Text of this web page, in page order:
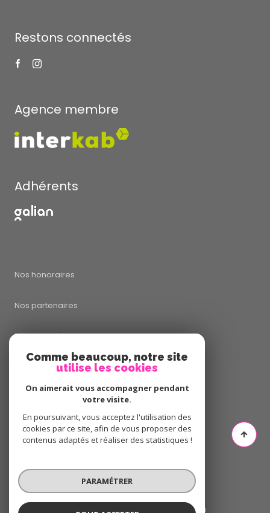
Restons connectés
Agence membre
Adhérents
Nos honoraires
Nos partenaires
Mentions légales
Cookies
© 2026 | Tous droits réservés
Comme beaucoup, notre site
utilise les cookies
On aimerait vous accompagner pendant
votre visite.
En poursuivant, vous acceptez l'utilisation des
cookies par ce site, afin de vous proposer des
contenus adaptés et réaliser des statistiques !
PARAMÉTRER